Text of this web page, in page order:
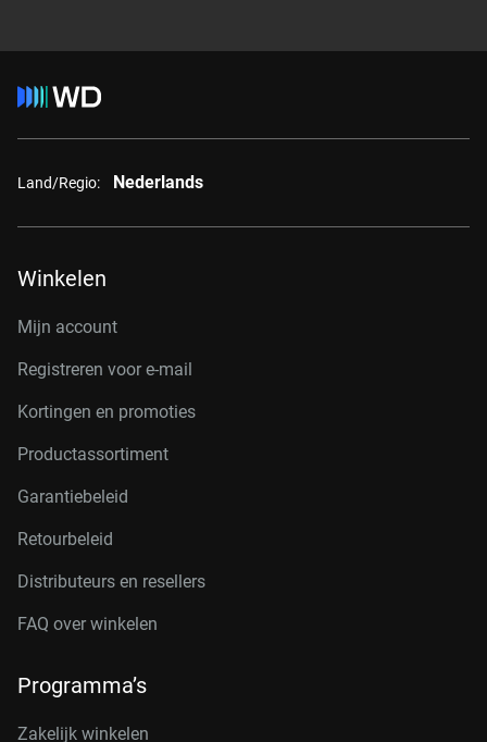
Land/Regio: Nederlands
Winkelen
Mijn account
Registreren voor e-mail
Kortingen en promoties
Productassortiment
Garantiebeleid
Retourbeleid
Distributeurs en resellers
FAQ over winkelen
Programma’s
Zakelijk winkelen